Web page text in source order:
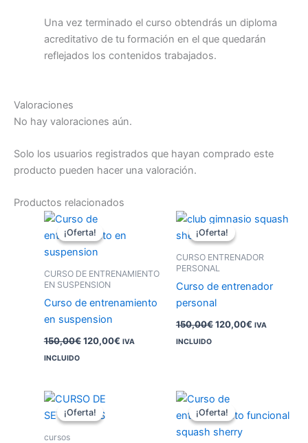
Una vez terminado el curso obtendrás un diploma
acreditativo de tu formación en el que quedarán
reflejados los contenidos trabajados.
Valoraciones
No hay valoraciones aún.
Solo los usuarios registrados que hayan comprado este
producto pueden hacer una valoración.
Productos relacionados
¡Oferta!
¡Oferta!
CURSO DE ENTRENAMIENTO
EN SUSPENSION
Curso de entrenamiento
en suspension
150,00€
El
precio
original
era:
120,00€
actual
IVA
INCLUIDO
¡Oferta!
¡Oferta!
CURSO ENTRENADOR
PERSONAL
Curso de entrenador
personal
150,00€
El
precio
original
150,00€.
120,00€
El
precio
120,00€.
IVA
INCLUIDO
¡Oferta!
¡Oferta!
cursos
El
precio
original
¡Oferta!
¡Oferta!
El
precio
original
era:
actual